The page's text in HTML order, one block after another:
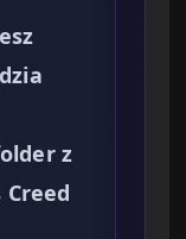
z
Creed